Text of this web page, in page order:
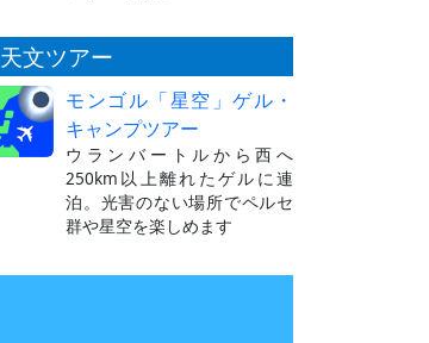
天文ツアー
モンゴル「星空」ゲル・
キャンプツアー
ウランバートルから西へ
250km以上離れたゲルに連
泊。光害のない場所でペルセ
群や星空を楽しめます